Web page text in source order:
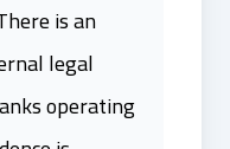
is an
legal
operating